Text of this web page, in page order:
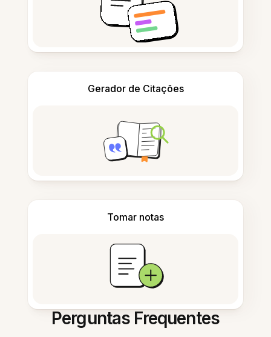
Gerador de Citações
Tomar notas
Perguntas Frequentes